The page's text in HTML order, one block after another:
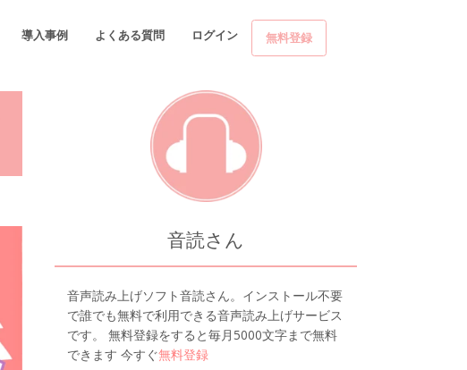
導入事例 よくある質問 ログイン 無料登録
音読さん
音声読み上げソフト音読さん。インストール不要
で誰でも無料で利用できる音声読み上げサービス
です。 無料登録をすると毎月5000文字まで無料
できます 今すぐ無料登録